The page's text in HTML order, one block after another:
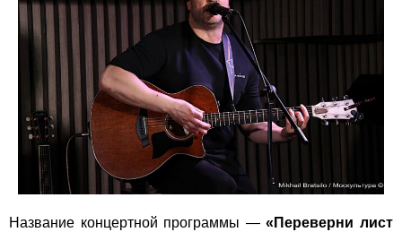
Название концертной программы —«Переверни лист